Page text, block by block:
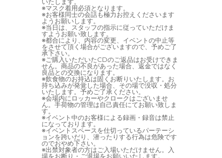
いたします。
※マスク着用必須となります。
※お客様同士の会話も極力お控えくださいます
ようお願いします。
※当日は、スタッフの指示に従っていただけま
すようお願い致します。
※都合により、内容の変更、イベントの中止等
をさせて頂く場合がございますので、予めご了
承下さい。
※ご購入いただいたCDのご返品はお受けできま
せん。商品の不良があった場合、返金ではなく
良品との交換になります。
※飲食物のお持込は固くお断りいたします。お
持ち込みが発覚した場合、その場で没収・処分
いたします。予めご了承ください。
※会場内にロッカーやクロークはございませ
ん。手荷物の管理は自己責任にてお願い致しま
す。
※イベント中のお客様による録画・録音は禁止
になっております。
※イベントスペースを仕切っているパーテーシ
ョンを跨いだり、潜ったりする行為は危険です
のでおやめ下さい。
※出禁対象者の方はご入場いただけません。入
場をお断り・ご退場をお願いいたします。